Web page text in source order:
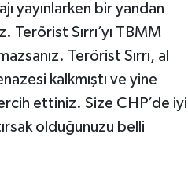
yayınlarken bir yandan
Terörist Sırrı’yı TBMM
Terörist Sırrı, al
kalkmıştı ve yine
ettiniz. Size CHP’de iyi
olduğunuzu belli